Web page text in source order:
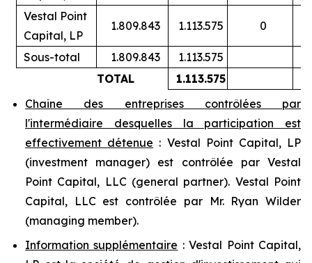
Vestal Point
Capital, LP
1.809.843 1.113.575 0
Sous-total 1.809.843
1.113.575
TOTAL
1.113.575
Chaine des entreprises contrôlées par
l'intermédiaire desquelles la participation est
effectivement détenue : Vestal Point Capital, LP
(investment manager) est contrôlée par Vestal
Point Capital, LLC (general partner). Vestal Point
Capital, LLC est contrôlée par Mr. Ryan Wilder
(managing member).
Information supplémentaire : Vestal Point Capital,